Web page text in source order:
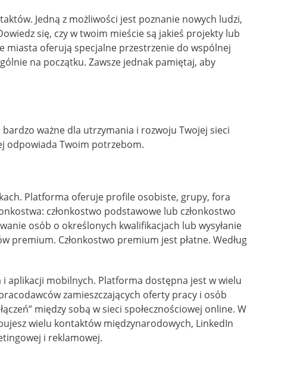
Jedną z możliwości jest poznanie nowych ludzi,
się, czy w twoim mieście są jakieś projekty lub
miasta oferują specjalne przestrzenie do wspólnej
na początku. Zawsze jednak pamiętaj, aby
ważne dla utrzymania i rozwoju Twojej sieci
odpowiada Twoim potrzebom.
Platforma oferuje profile osobiste, grupy, fora
członkostwo podstawowe lub członkostwo
osób o określonych kwalifikacjach lub wysyłanie
premium. Członkostwo premium jest płatne. Według
aplikacji mobilnych. Platforma dostępna jest w wielu
zamieszczających oferty pracy i osób
między sobą w sieci społecznościowej online. W
wielu kontaktów międzynarodowych, LinkedIn
i reklamowej.